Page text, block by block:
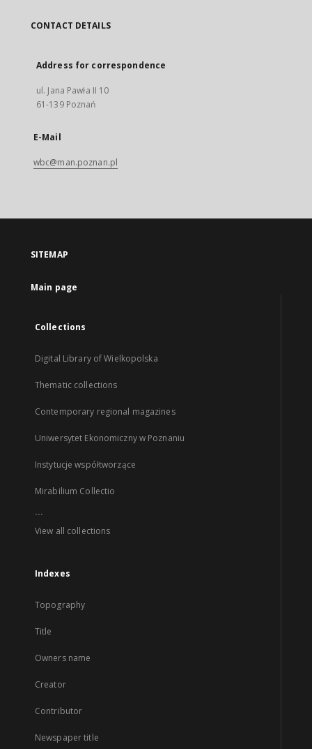
CONTACT DETAILS
Address for correspondence
ul. Jana Pawła II 10
61-139 Poznań
E-Mail
wbc@man.poznan.pl
SITEMAP
Main page
Collections
Digital Library of Wielkopolska
Thematic collections
Contemporary regional magazines
Uniwersytet Ekonomiczny w Poznaniu
Instytucje współtworzące
Mirabilium Collectio
...
View all collections
Indexes
Topography
Title
Owners name
Creator
Contributor
Newspaper title